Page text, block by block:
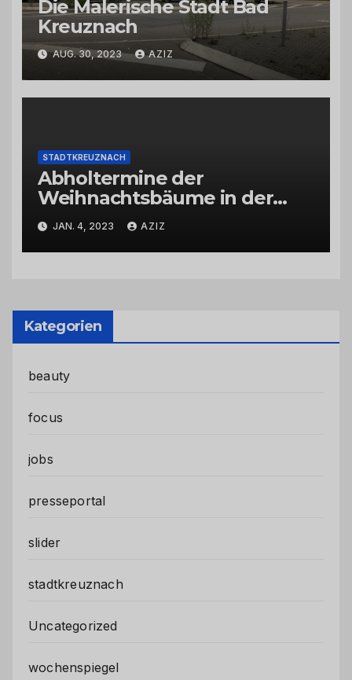
Die Malerische Stadt Bad
Kreuznach
AUG. 30, 2023 AZIZ
STADTKREUZNACH
Abholtermine der
Weihnachtsbäume in der
Kernstadt und in den
Stadtteilen
JAN. 4, 2023 AZIZ
Kategorien
beauty
focus
jobs
presseportal
slider
stadtkreuznach
Uncategorized
wochenspiegel